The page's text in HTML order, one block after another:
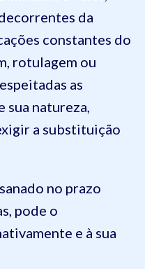
da
constantes do
rotulagem ou
as
natureza,
a substituição
no prazo
pode o
e à sua